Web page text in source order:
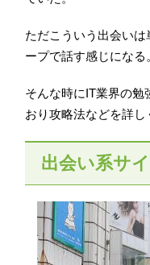
ただこういう出会い
ープで話す感じになる
そんな時にIT業界の
おり攻略法などを詳し
出会い系サ